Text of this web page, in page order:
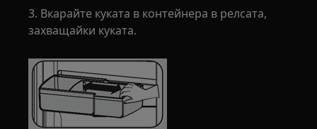
3. Вкарайте куката в контейнера в релсата,
захващайки куката.